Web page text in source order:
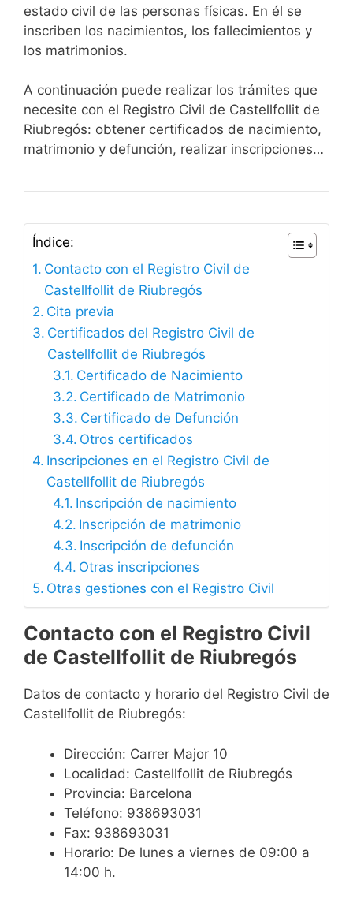
estado civil de las personas físicas. En él se
inscriben los nacimientos, los fallecimientos y
los matrimonios.
A continuación puede realizar los trámites que
necesite con el Registro Civil de Castellfollit de
Riubregós: obtener certificados de nacimiento,
matrimonio y defunción, realizar inscripciones…
Índice:
Contacto con el Registro Civil de
Castellfollit de Riubregós
Cita previa
Certificados del Registro Civil de
Castellfollit de Riubregós
Certificado de Nacimiento
Certificado de Matrimonio
Certificado de Defunción
Otros certificados
Inscripciones en el Registro Civil de
Castellfollit de Riubregós
Inscripción de nacimiento
Inscripción de matrimonio
Inscripción de defunción
Otras inscripciones
Otras gestiones con el Registro Civil
Contacto con el Registro Civil
de Castellfollit de Riubregós
Datos de contacto y horario del Registro Civil de
Castellfollit de Riubregós:
Dirección: Carrer Major 10
Localidad: Castellfollit de Riubregós
Provincia: Barcelona
Teléfono: 938693031
Fax: 938693031
Horario: De lunes a viernes de 09:00 a
14:00 h.